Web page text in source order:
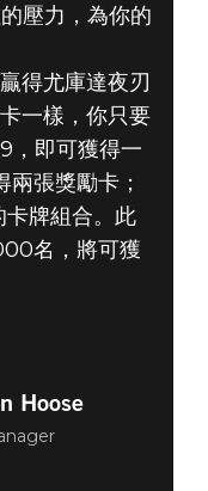
壓力，為你的
得尤庫達夜刃
一樣，你只要
，即可獲得一
張獎勵卡；
卡牌組合。此
名，將可獲
Hoose